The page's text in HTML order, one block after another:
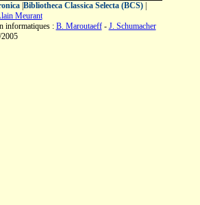
| Bibliotheca Classica Selecta (BCS)|
Meurant
informatiques : B. Maroutaeff- J. Schumacher